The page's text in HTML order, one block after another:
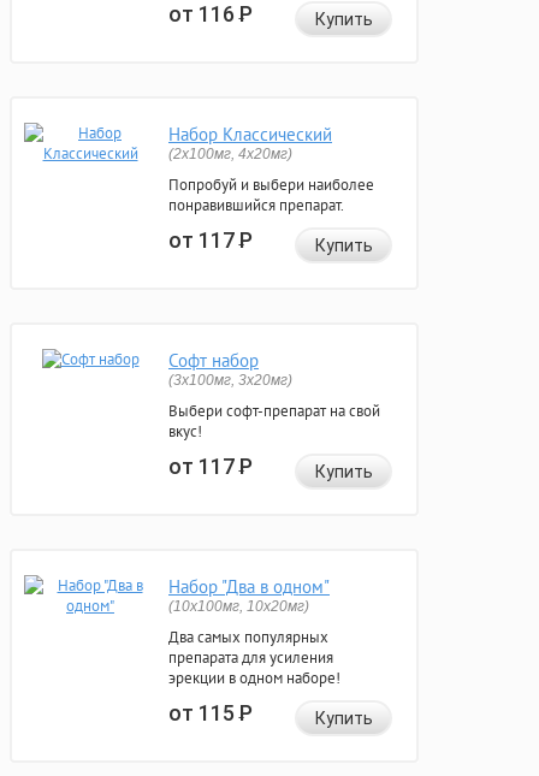
от 116Р Купить
Набор Классический
(2x100мг, 4x20мг)
Попробуй и выбери наиболее
понравившийся препарат.
от 117Р Купить
Софт набор
(3x100мг, 3x20мг)
Выбери софт-препарат на свой
вкус!
от 117Р Купить
Набор "Два в одном"
(10x100мг, 10x20мг)
Два самых популярных
препарата для усиления
эрекции в одном наборе!
от 115Р Купить